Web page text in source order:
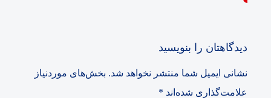
دیدگاهتان را بنویسید
نشانی ایمیل شما منتشر نخواهد شد. بخش‌های موردنیاز
علامت‌گذاری شده‌اند *